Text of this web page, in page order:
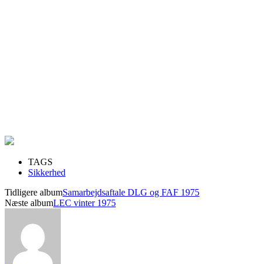
TAGS
Sikkerhed
Tidligere albumSamarbejdsaftale DLG og FAF 1975
Næste albumLEC vinter 1975